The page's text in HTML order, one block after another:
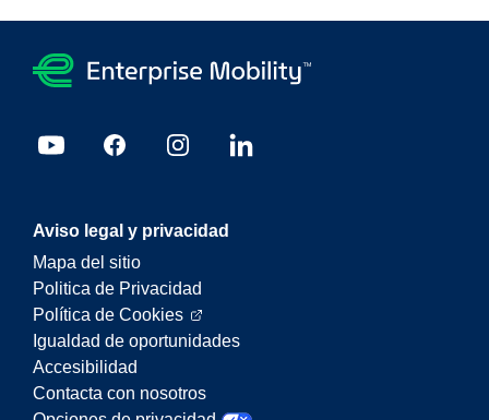
Aviso legal y privacidad
Mapa del sitio
Politica de Privacidad
Política de Cookies
Igualdad de oportunidades
Accesibilidad
Contacta con nosotros